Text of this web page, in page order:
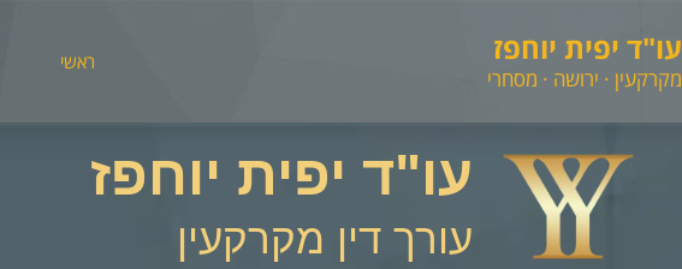
עו"ד יפית יוחפז
מקרקעין · ירושה · מסחרי
ראשי
עו"ד יפית יוחפז
עורך דין מקרקעין